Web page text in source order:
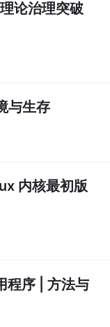
论治理突破
与生存
内核最初版
程序 | 方法与